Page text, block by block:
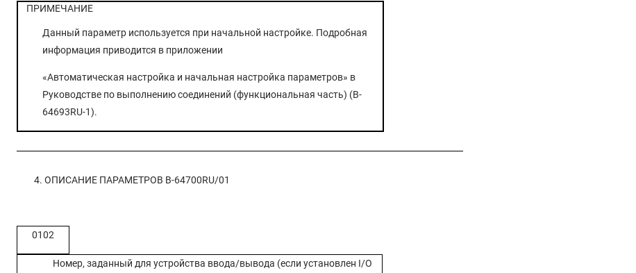
ПРИМЕЧАНИЕ
Данный параметр используется при начальной настройке. Подробная
информация приводится в приложении
«Автоматическая настройка и начальная настройка параметров» в
Руководстве по выполнению соединений (функциональная часть) (B-
64693RU-1).
4. ОПИСАНИЕ ПАРАМЕТРОВ B-64700RU/01
0102
Номер, заданный для устройства ввода/вывода (если установлен I/O